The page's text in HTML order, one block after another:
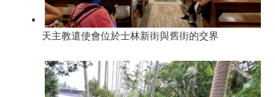
天主教遣使會位於士林新街與舊街的交界